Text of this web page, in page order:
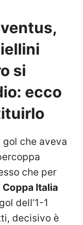
si
ecco
che aveva
che per
Coppa Italia
dell’1-1
decisivo è